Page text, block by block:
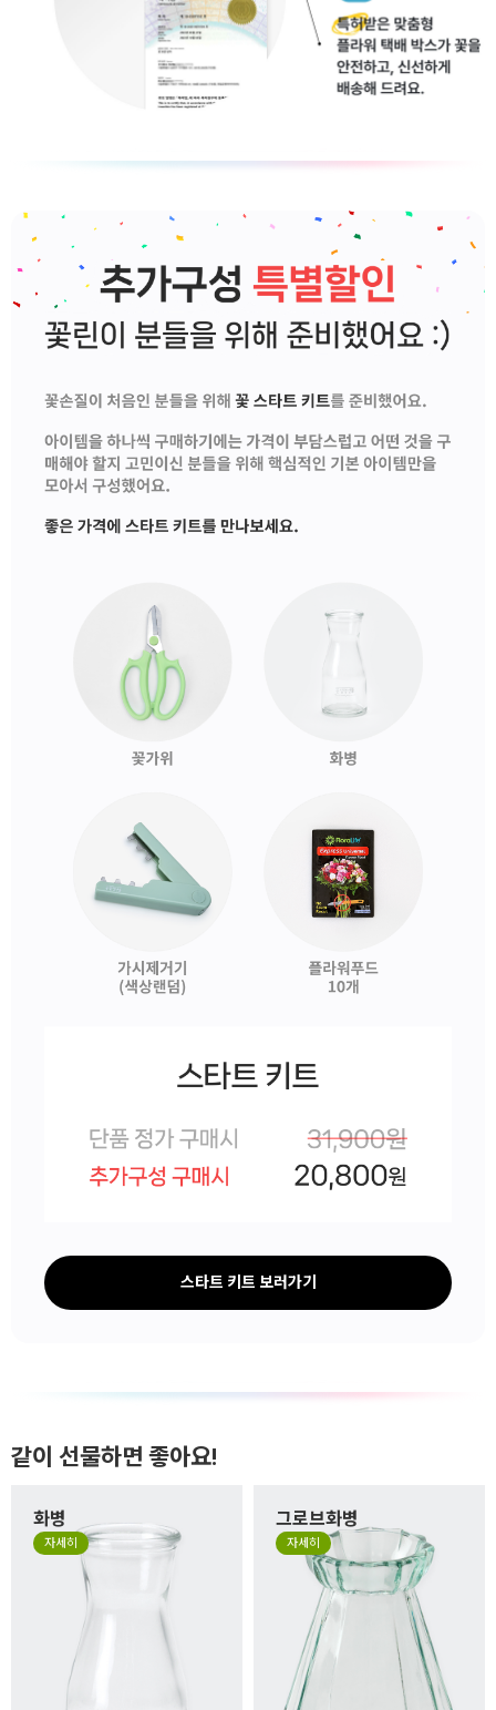
스타트 키트 보러가기
같이 선물하면 좋아요!
화병
자세히
그로브화병
자세히